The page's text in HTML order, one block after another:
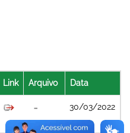
Link Arquivo Data
30/03/2022